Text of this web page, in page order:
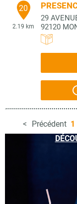
20
2.19 km
29
92120
Précédent 1